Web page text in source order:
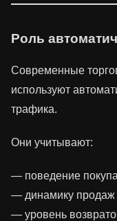
Роль
Современные
используют
трафика.
Они учитывают:
— поведение
— динамику продаж
— уровень